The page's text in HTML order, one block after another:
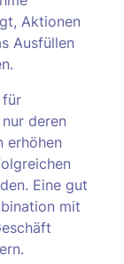
Aktionen
Ausfüllen
für
deren
erhöhen
Eine gut
mit